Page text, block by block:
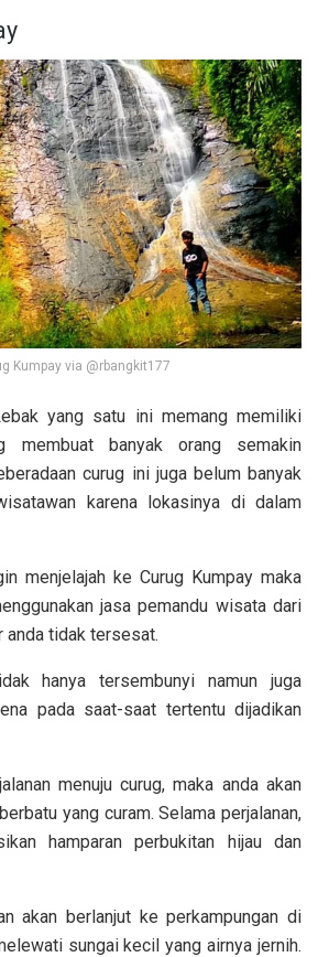
Kumpay via @rbangkit177
yang satu ini memang memiliki
membuat banyak orang semakin
curug ini juga belum banyak
karena lokasinya di dalam
menjelajah ke Curug Kumpay maka
jasa pemandu wisata dari
anda tidak tersesat.
hanya tersembunyi namun juga
pada saat-saat tertentu dijadikan
menuju curug, maka anda akan
yang curam. Selama perjalanan,
hamparan perbukitan hijau dan
akan berlanjut ke perkampungan di
sungai kecil yang airnya jernih.